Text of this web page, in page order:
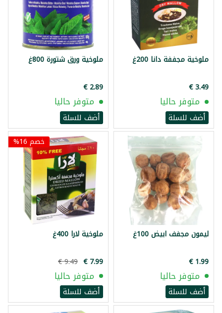
ملوخية مجففة دانا 200غ
متوفر حاليا
أضف للسلة
ملوخية ورق شتورة 800غ
متوفر حاليا
أضف للسلة
ليمون مجفف ابيض 100غ
متوفر حاليا
أضف للسلة
خصم 16%
ملوخية لارا 400غ
متوفر حاليا
أضف للسلة